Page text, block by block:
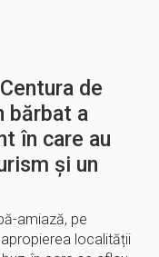
de
bărbat a
în care au
și un
amiază, pe
localității